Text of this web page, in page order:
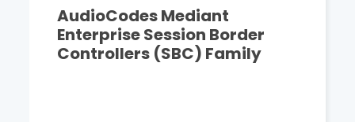
AudioCodes Mediant
Enterprise Session Border
Controllers (SBC) Family